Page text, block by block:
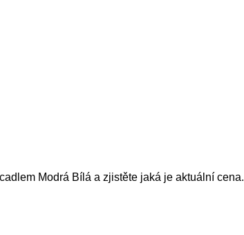
Modrá Bílá a zjistěte jaká je aktuální cena.